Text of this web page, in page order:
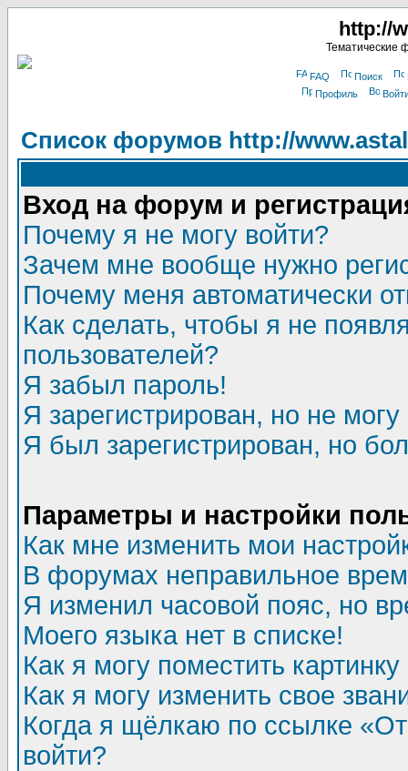
http://
Тематические
FAQ Поиск
Профиль
Список форумов http://
Вход на форум и
Почему я не могу войти?
Зачем мне вообще нужно
Почему меня автоматически
Как сделать, чтобы я не
пользователей?
Я забыл пароль!
Я зарегистрирован, но не могу
Я был зарегистрирован, но
Параметры и настройки
Как мне изменить мои
В форумах неправильное
Я изменил часовой пояс, но
Моего языка нет в списке!
Как я могу поместить
Как я могу изменить свое
Когда я щёлкаю по ссылке
войти?